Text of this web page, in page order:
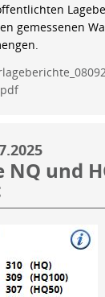
gemessenen
und